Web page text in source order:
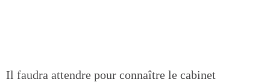
Il faudra attendre pour connaître le cabinet